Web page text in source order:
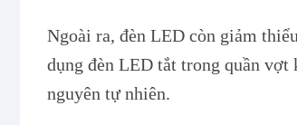
Ngoài ra, đèn LED còn giảm
dụng đèn LED tắt trong quần
nguyên tự nhiên.